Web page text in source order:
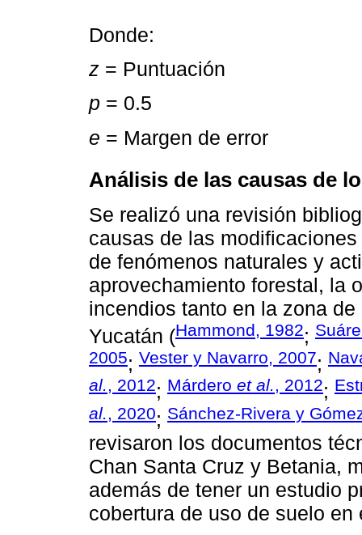
Donde:
z = Puntuación
p = 0.5
e = Margen de error
Análisis de las causas de
Se realizó una revisión
causas de las
de fenómenos naturales y
aprovechamiento forestal, la
incendios tanto en la zona
Yucatán (Hammond, 1982;
2005; Vester y Navarro, 2007;
al., 2012; Márdero et al., 2012;
al., 2020; Sánchez-Rivera y
revisaron los documentos
Chan Santa Cruz y Betania,
además de tener un estudio
cobertura de uso de suelo en